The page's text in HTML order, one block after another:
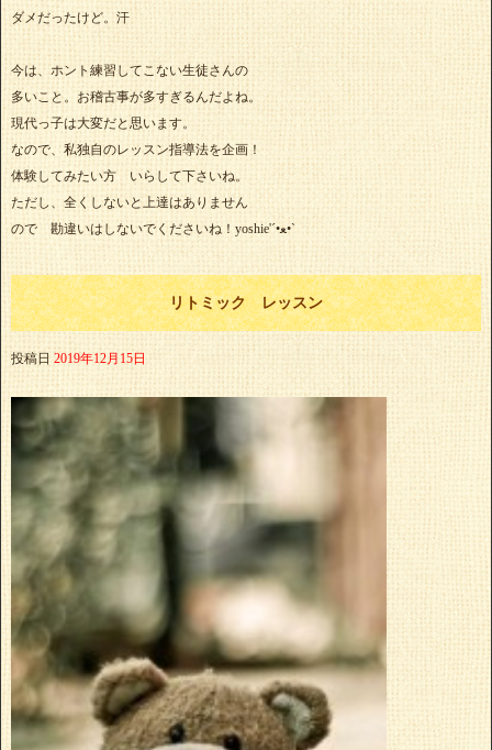
ダメだったけど。汗
今は、ホント練習してこない生徒さんの
多いこと。お稽古事が多すぎるんだよね。
現代っ子は大変だと思います。
なので、私独自のレッスン指導法を企画！
体験してみたい方 いらして下さいね。
ただし、全くしないと上達はありません
ので 勘違いはしないでくださいね！yoshie'‎´•ﻌ•`
リトミック レッスン
投稿日 2019年12月15日